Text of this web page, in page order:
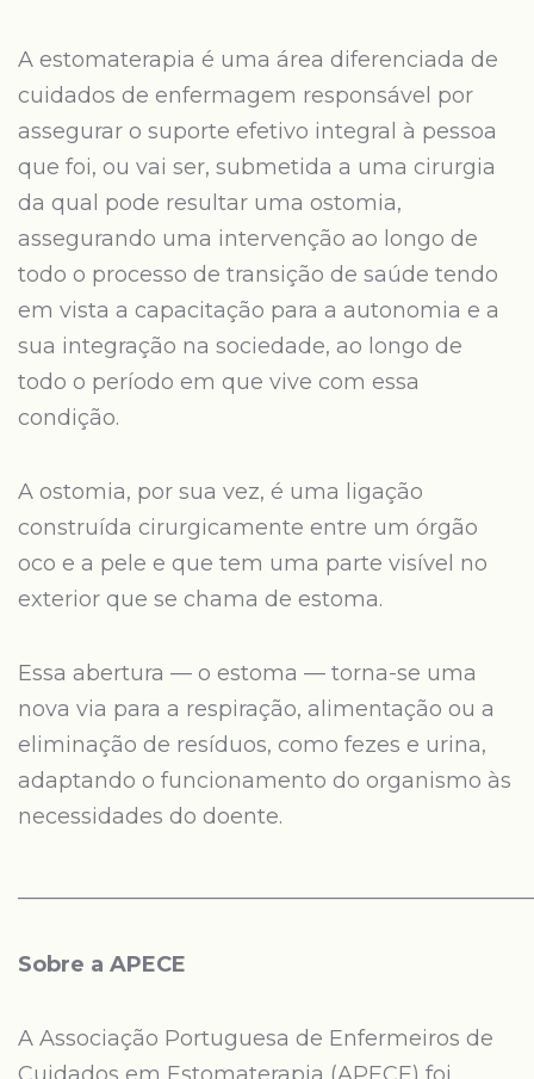
A estomaterapia é uma área diferenciada de
cuidados de enfermagem responsável por
assegurar o suporte efetivo integral à pessoa
que foi, ou vai ser, submetida a uma cirurgia
da qual pode resultar uma ostomia,
assegurando uma intervenção ao longo de
todo o processo de transição de saúde tendo
em vista a capacitação para a autonomia e a
sua integração na sociedade, ao longo de
todo o período em que vive com essa
condição.
A ostomia, por sua vez, é uma ligação
construída cirurgicamente entre um órgão
oco e a pele e que tem uma parte visível no
exterior que se chama de estoma.
Essa abertura — o estoma — torna-se uma
nova via para a respiração, alimentação ou a
eliminação de resíduos, como fezes e urina,
adaptando o funcionamento do organismo às
necessidades do doente.
Sobre a APECE
A Associação Portuguesa de Enfermeiros de